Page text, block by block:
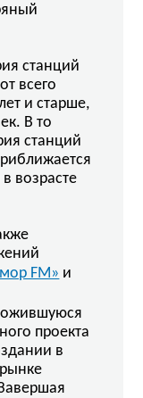
станций
всего
и старше,
В то
станций
возрасте
FM» и
проекта
в